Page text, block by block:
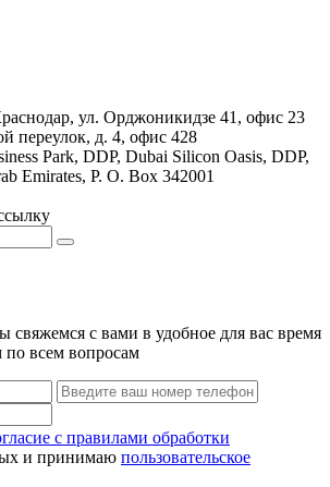
ул. Орджоникидзе 41, офис 23
переулок, д. 4, офис 428
Park, DDP, Dubai Silicon Oasis, DDP,
Emirates, P. O. Box 342001
свяжемся с вами в удобное для вас время
по всем вопросам
с правилами обработки
и принимаю пользовательское